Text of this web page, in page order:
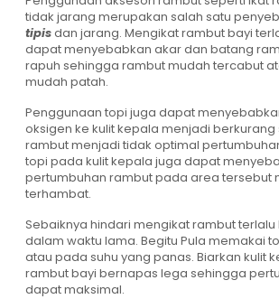
tidak jarang merupakan salah satu
tipisdan jarang. Mengikat rambut bayi
dapat menyebabkan akar dan batang
rapuh sehingga rambut mudah tercabut
mudah patah.
Penggunaan topi juga dapat
oksigen ke kulit kepala menjadi berkurang
rambut menjadi tidak optimal
topi pada kulit kepala juga dapat
pertumbuhan rambut pada area tersebut
terhambat.
Sebaiknya hindari mengikat rambut
dalam waktu lama. Begitu Pula memakai
atau pada suhu yang panas. Biarkan kulit
rambut bayi bernapas lega sehingga
dapat maksimal.